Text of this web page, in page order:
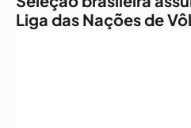
Liga das Nações de